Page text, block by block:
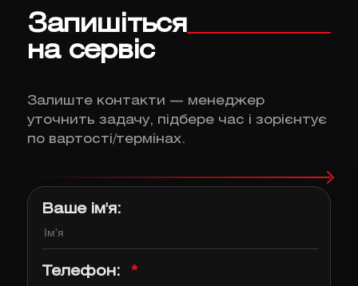
Запишіться
на сервіс
Залиште контакти — менеджер
уточнить задачу, підбере час і зорієнтує
по вартості/термінах.
Ваше ім'я:
Телефон: *